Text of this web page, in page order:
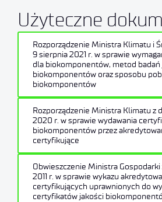
Użyteczne
Rozporządzenie Ministra Klimatu i
9 sierpnia 2021 r. w sprawie
dla biokomponentów, metod badań
biokomponentów oraz sposobu
biokomponentów
Rozporządzenie Ministra Klimatu z
2020 r. w sprawie wydawania
biokomponentów przez
certyfikujące
Obwieszczenie Ministra Gospodarki
2011 r. w sprawie wykazu
certyfikujących uprawnionych do
certyfikatów jakości